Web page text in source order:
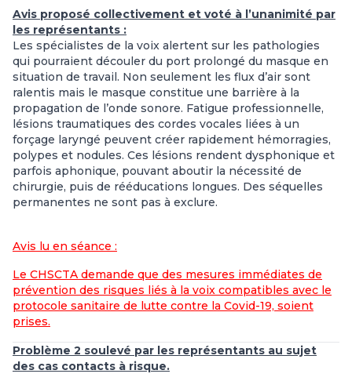
Avis proposé collectivement et voté à l’unanimité par
les représentants :
Les spécialistes de la voix alertent sur les pathologies
qui pourraient découler du port prolongé du masque en
situation de travail. Non seulement les flux d’air sont
ralentis mais le masque constitue une barrière à la
propagation de l’onde sonore. Fatigue professionnelle,
lésions traumatiques des cordes vocales liées à un
forçage laryngé peuvent créer rapidement hémorragies,
polypes et nodules. Ces lésions rendent dysphonique et
parfois aphonique, pouvant aboutir la nécessité de
chirurgie, puis de rééducations longues. Des séquelles
permanentes ne sont pas à exclure.
Avis lu en séance :
Le CHSCTA demande que des mesures immédiates de
prévention des risques liés à la voix compatibles avec le
protocole sanitaire de lutte contre la Covid-19, soient
prises.
Problème 2 soulevé par les représentants au sujet
des cas contacts à risque.